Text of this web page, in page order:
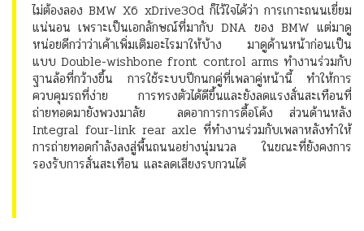
ไม่ต้องลอง BMW X6 xDrive30d ก็ไว้ใจได้ว่า การเกาะถนนเยี่ยม
แน่นอน เพราะเป็นเอกลักษณ์ที่มากับ DNA ของ BMW แต่มาดู
หน่อยดีกว่าว่าเค้าเพิ่มเติมอะไรมาให้บ้าง มาดูด้านหน้าก่อนเป็น
แบบ Double-wishbone front control arms ทำงานร่วมกับ
ฐานล้อที่กว้างขึ้น การใช้ระบบปีกนกคู่ที่เพลาคู่หน้านี้ ทำให้การ
ควบคุมรถที่ง่าย การทรงตัวได้ดีขึ้นและยังลดแรงสั่นสะเทือนที่
ถ่ายทอดมายังพวงมาลัย ลดอาการการดื้อโค้ง ส่วนด้านหลัง
Integral four-link rear axle ที่ทำงานร่วมกับเพลาหลังทำให้
การถ่ายทอดกำลังลงสู่พื้นถนนอย่างนุ่มนวล ในขณะที่ยังคงการ
รองรับการสั่นสะเทือน และลดเสียงรบกวนได้